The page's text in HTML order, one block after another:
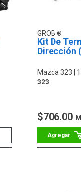
GROB
Kit De
Dirección
Mazda 323
323
$706.00